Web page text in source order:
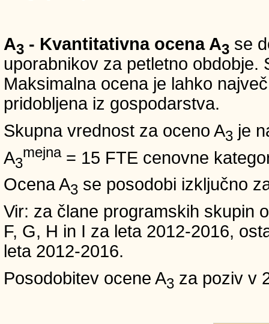
A3 - Kvantitativna ocena A3 se
uporabnikov za petletno obdobje.
Maksimalna ocena je lahko
pridobljena iz gospodarstva.
Skupna vrednost za oceno A3 je
A3
mejna= 15 FTE cenovne
Ocena A3 se posodobi izključno
Vir: za člane programskih skupin
F, G, H in I za leta 2012-2016,
leta 2012-2016.
Posodobitev ocene A3 za poziv v